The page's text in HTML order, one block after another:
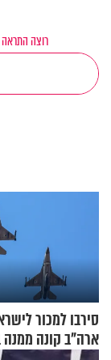
רוצה התראה
סירבו למכור